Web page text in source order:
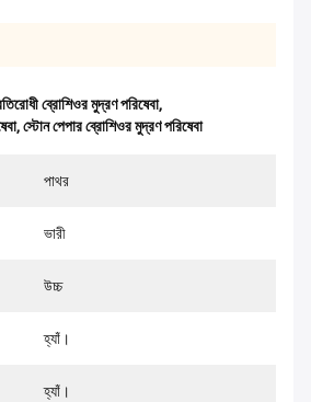
ব্রোশিওর মুদ্রণ পরিষেবা,
,স্টোন পেপার ব্রোশিওর মুদ্রণ পরিষেবা
পাথর
ভারী
উচ্চ
হ্যাঁ।
হ্যাঁ।